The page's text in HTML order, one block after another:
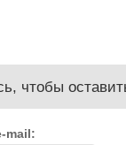
чтобы
mail: